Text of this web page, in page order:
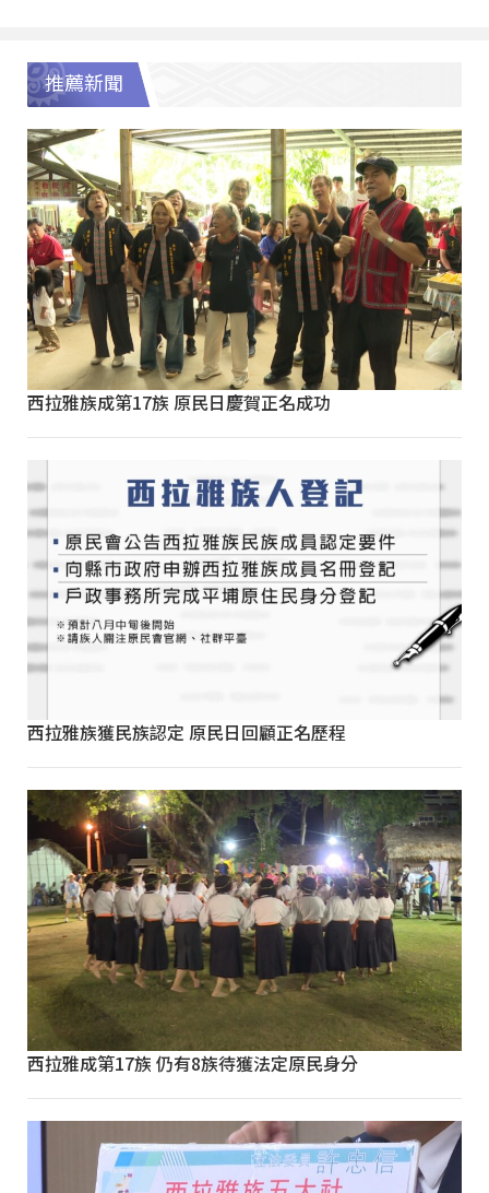
推薦新聞
西拉雅族成第17族 原民日慶賀正名成功
西拉雅族獲民族認定 原民日回顧正名歷程
西拉雅成第17族 仍有8族待獲法定原民身分